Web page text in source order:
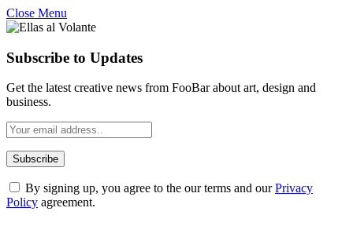
Close Menu
Subscribe to Updates
Get the latest creative news from FooBar about art, design and
business.
By signing up, you agree to the our terms and ourPrivacy
Policy agreement.